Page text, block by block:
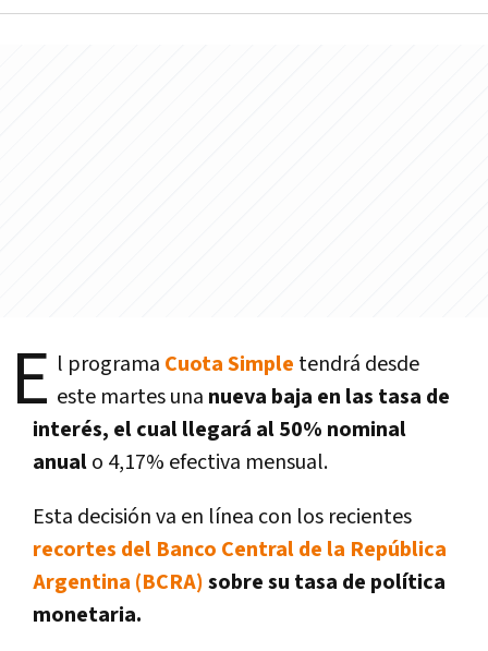
E l programa Cuota Simple tendrá desde
este martes una nueva baja en las tasa de
interés, el cual llegará al 50% nominal
anualo 4,17% efectiva mensual.
Esta decisión va en línea con los recientes
recortes del Banco Central de la República
Argentina (BCRA)sobre su tasa de política
monetaria.